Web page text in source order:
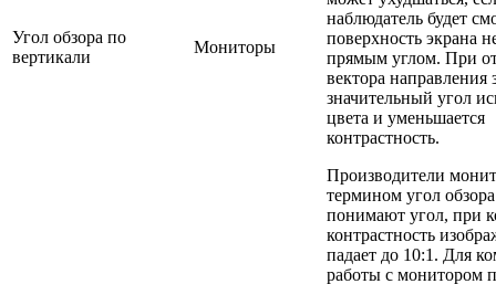
Угол обзора по
вертикали
Мониторы
наблюдатель будет
поверхность экрана
прямым углом. При
вектора направления
значительный угол
цвета и уменьшается
контрастность.
Производители
термином угол
понимают угол, при
контрастность
падает до 10:1. Для
работы с монитором